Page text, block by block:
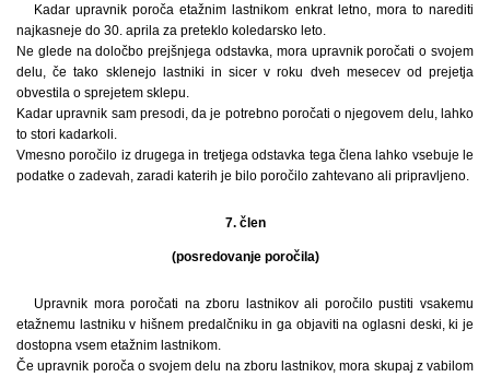
Kadar upravnik poroča etažnim lastnikom enkrat letno, mora to narediti
najkasneje do 30. aprila za preteklo koledarsko leto.
Ne glede na določbo prejšnjega odstavka, mora upravnik poročati o svojem
delu, če tako sklenejo lastniki in sicer v roku dveh mesecev od prejetja
obvestila o sprejetem sklepu.
Kadar upravnik sam presodi, da je potrebno poročati o njegovem delu, lahko
to stori kadarkoli.
Vmesno poročilo iz drugega in tretjega odstavka tega člena lahko vsebuje le
podatke o zadevah, zaradi katerih je bilo poročilo zahtevano ali pripravljeno.
7. člen
(posredovanje poročila)
Upravnik mora poročati na zboru lastnikov ali poročilo pustiti vsakemu
etažnemu lastniku v hišnem predalčniku in ga objaviti na oglasni deski, ki je
dostopna vsem etažnim lastnikom.
Če upravnik poroča o svojem delu na zboru lastnikov, mora skupaj z vabilom